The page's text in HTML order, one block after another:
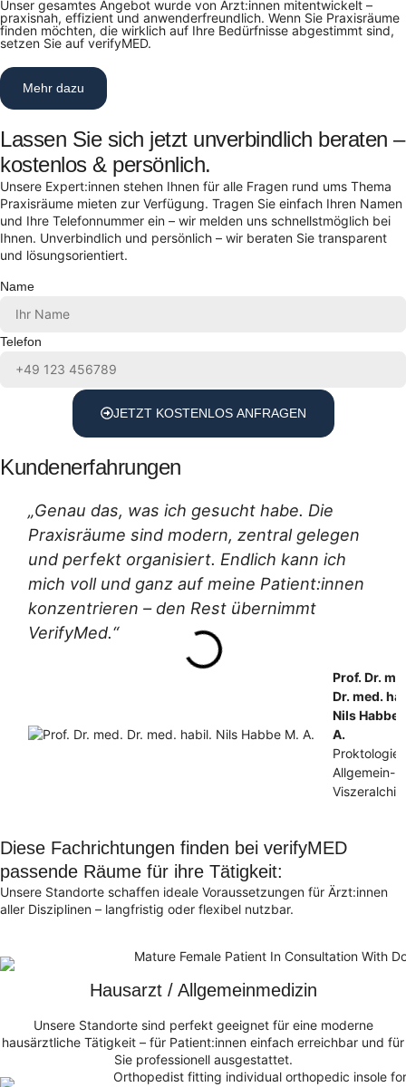
Unser gesamtes Angebot wurde von Ärzt:innen mitentwickelt –
praxisnah, effizient und anwenderfreundlich. Wenn Sie Praxisräume
finden möchten, die wirklich auf Ihre Bedürfnisse abgestimmt sind,
setzen Sie auf verifyMED.
Mehr dazu
Lassen Sie sich jetzt unverbindlich beraten –
kostenlos & persönlich.
Unsere Expert:innen stehen Ihnen für alle Fragen rund ums Thema
Praxisräume mieten zur Verfügung. Tragen Sie einfach Ihren Namen
und Ihre Telefonnummer ein – wir melden uns schnellstmöglich bei
Ihnen. Unverbindlich und persönlich – wir beraten Sie transparent
und lösungsorientiert.
Name
Telefon
JETZT KOSTENLOS ANFRAGEN
Kundenerfahrungen
„Genau das, was ich gesucht habe. Die
Praxisräume sind modern, zentral gelegen
und perfekt organisiert. Endlich kann ich
mich voll und ganz auf meine Patient:innen
konzentrieren – den Rest übernimmt
VerifyMed.“
Prof. Dr.
Dr. med.
Nils Habbe
A.
Proktologie,
Allgemein-
Diese Fachrichtungen finden bei verifyMED
passende Räume für ihre Tätigkeit:
Unsere Standorte schaffen ideale Voraussetzungen für Ärzt:innen
aller Disziplinen – langfristig oder flexibel nutzbar.
Hausarzt / Allgemeinmedizin
Unsere Standorte sind perfekt geeignet für eine moderne
hausärztliche Tätigkeit – für Patient:innen einfach erreichbar und für
Sie professionell ausgestattet.